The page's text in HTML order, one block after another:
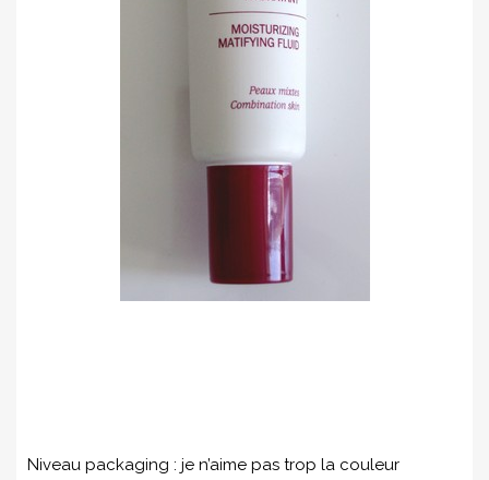
Niveau packaging : je n’aime pas trop la couleur